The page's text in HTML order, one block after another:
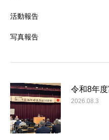
活動報告
写真報告
令和8年
2026.08.3